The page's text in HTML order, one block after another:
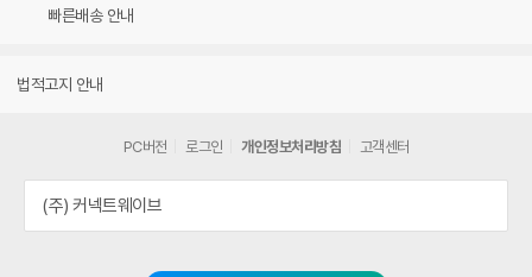
빠른배송 안내
법적고지 안내
PC버전 로그인 개인정보처리방침 고객센터
(주) 커넥트웨이브